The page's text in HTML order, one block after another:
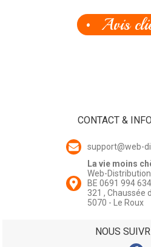
Avis
CONTACT &
support@web-
La vie moins
Web-Distribution
BE 0691 994 634
321 , Chaussée
5070 - Le Roux
NOUS